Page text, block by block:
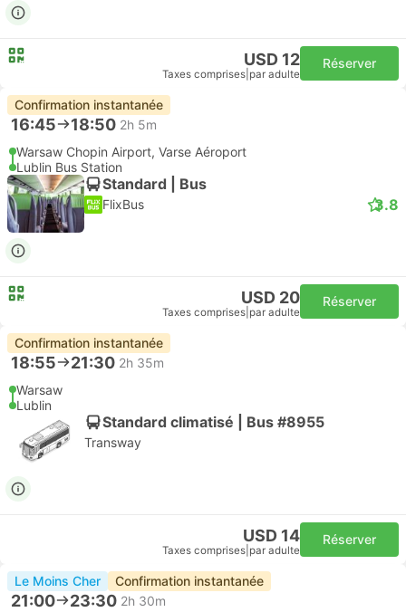
USD 12
Taxes comprises par adulte
Réserver
Confirmation instantanée
16:45 18:50 2h 5m
Warsaw Chopin Airport, Varse Aéroport
Lublin Bus Station
Standard | Bus
FlixBus 3.8
USD 20
Taxes comprises par adulte
Réserver
Confirmation instantanée
18:55 21:30 2h 35m
Warsaw
Lublin
Standard climatisé | Bus #8955
Transway
USD 14
Taxes comprises par adulte
Réserver
Le Moins Cher Confirmation instantanée
21:00 23:30 2h 30m